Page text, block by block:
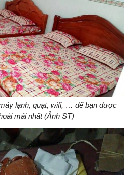
lạnh, quạt, wifi, … để bạn được
mái nhất (Ảnh ST)